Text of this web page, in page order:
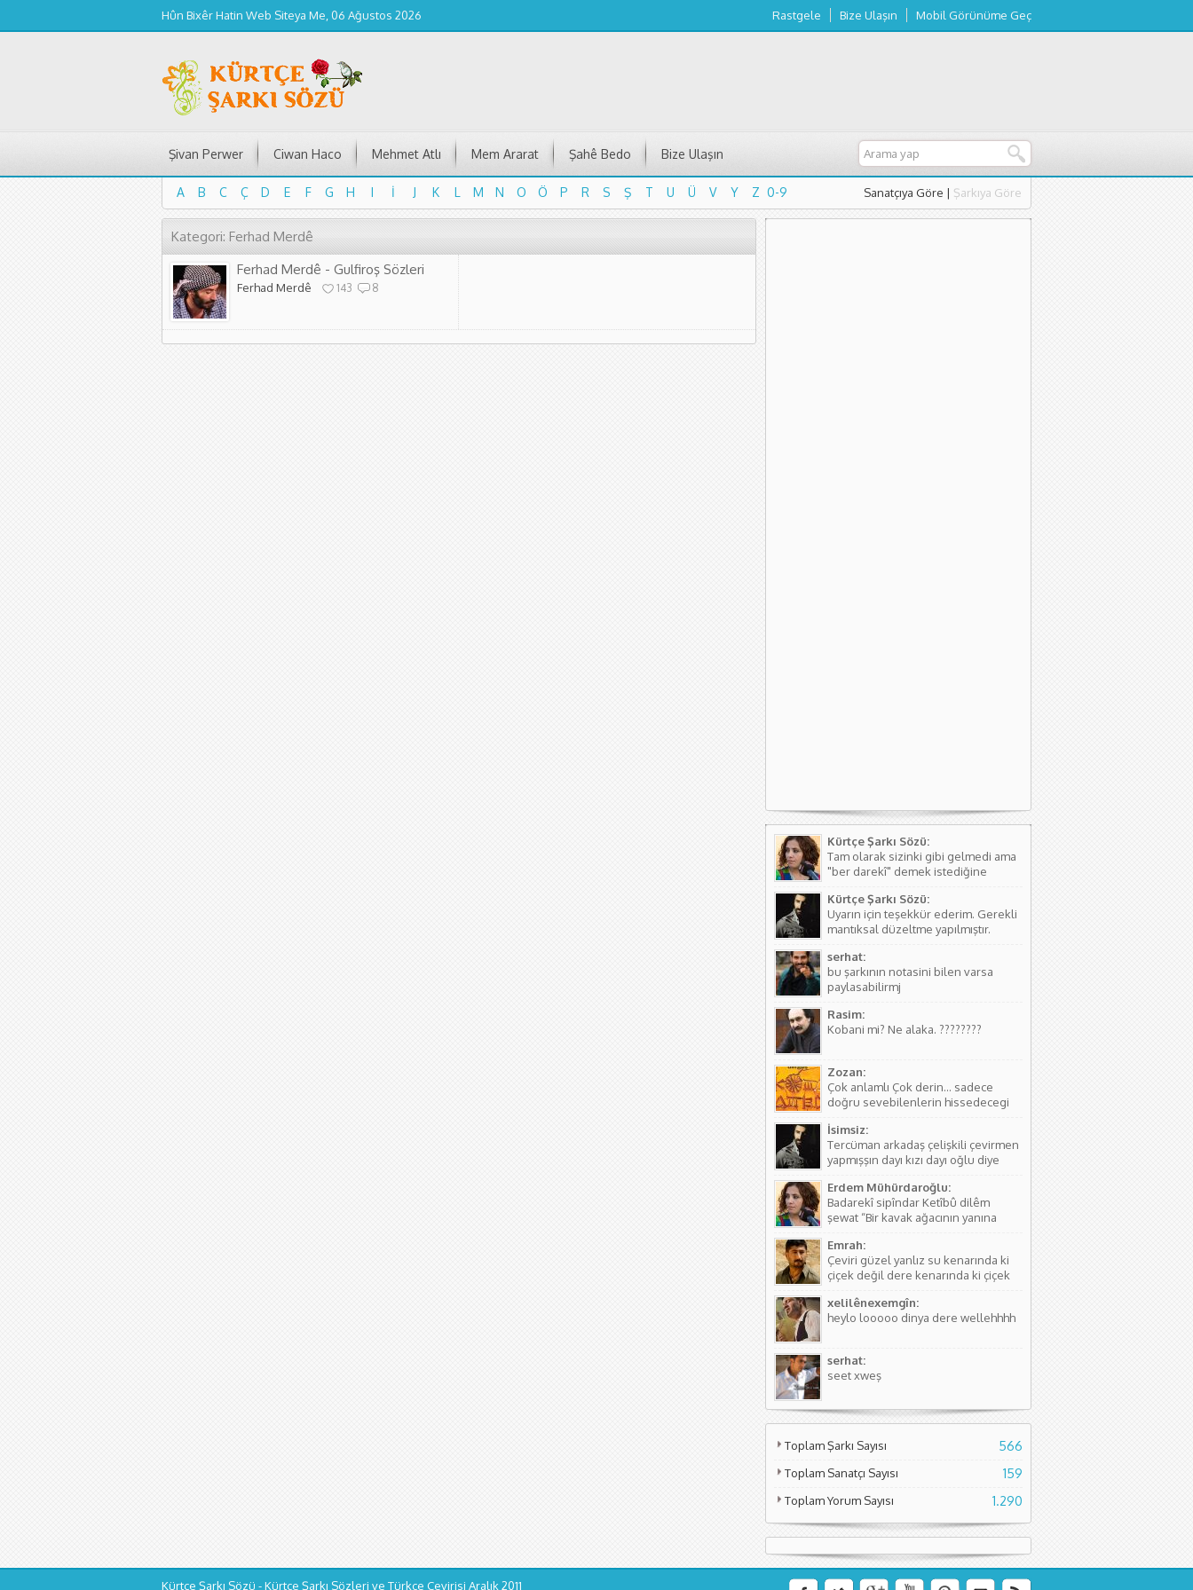
Hûn Bixêr Hatin Web Siteya Me, 06 Ağustos 2026 Rastgele Bize Ulaşın Mobil Görünüme Geç
Şivan Perwer Ciwan Haco Mehmet Atlı Mem Ararat Şahê Bedo Bize Ulaşın
A B C Ç D E F G H I İ J K L M N O Ö P R S Ş T U Ü V Y Z 0-9
A
B C Ç D E F G H I İ J K L M N O Ö P R S Ş T U Ü V Y Z 0-9
Sanatçıya Göre | Şarkıya Göre
Kategori: Ferhad Merdê
Ferhad Merdê - Gulfiroş Sözleri
Ferhad Merdê 143 8
Kürtçe Şarkı Sözü:
Tam olarak sizinki gibi gelmedi ama
"ber darekî" demek istediğine
düzeltmede bulundum. Teşkkürler
Kürtçe Şarkı Sözü:
Uyarın için teşekkür ederim. Gerekli
mantıksal düzeltme yapılmıştır.
serhat:
bu şarkının notasini bilen varsa
paylasabilirmj
Rasim:
Kobani mi? Ne alaka. ????????
Zozan:
Çok anlamlı Çok derin... sadece
doğru sevebilenlerin hissedecegi
İsimsiz:
Tercüman arkadaş çelişkili çevirmen
yapmışşın dayı kızı dayı oğlu diye
vardır biraz aile yapısını öğren ( iki
kişinin...
Erdem Mühürdaroğlu:
Badarekî sipîndar Ketîbû dilêm
şewat “Bir kavak ağacının yanına
Sözlerdeki hikayede birini arıyorlar
ve aradıkları yerde bir kavak
ağacının yanında yere düşmüş
Emrah:
Çeviri güzel yanlız su kenarında ki
çiçek değil dere kenarında ki çiçek
kıymetli olduğunu söylüyor sanırım.
Asıl söyleyen Seyade Şame dur...
xelilênexemgîn:
heylo looooo dinya dere wellehhhh
serhat:
seet xweş
Toplam Şarkı Sayısı 566
Toplam Sanatçı Sayısı 159
Toplam Yorum Sayısı 1.290
Kürtçe Şarkı Sözü - Kürtçe Şarkı Sözleri ve Türkçe Çevirisi Aralık 2011